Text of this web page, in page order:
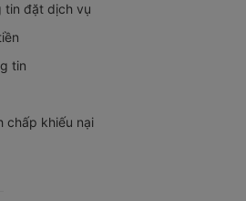
tin đặt dịch vụ
tin
chấp khiếu nại